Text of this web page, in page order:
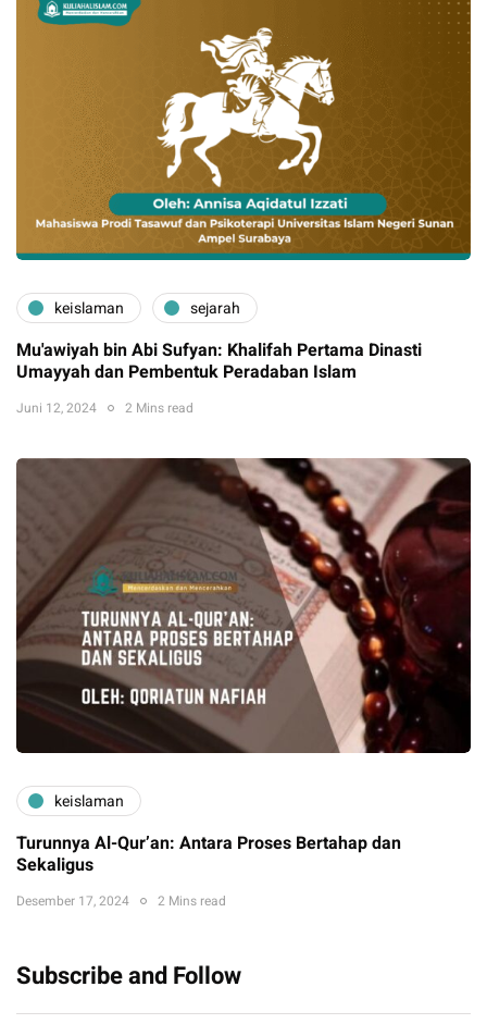
keislaman sejarah
Mu'awiyah bin Abi Sufyan: Khalifah Pertama Dinasti
Umayyah dan Pembentuk Peradaban Islam
Juni 12, 2024 2 Mins read
keislaman
Turunnya Al-Qur’an: Antara Proses Bertahap dan
Sekaligus
Desember 17, 2024 2 Mins read
Subscribe and Follow